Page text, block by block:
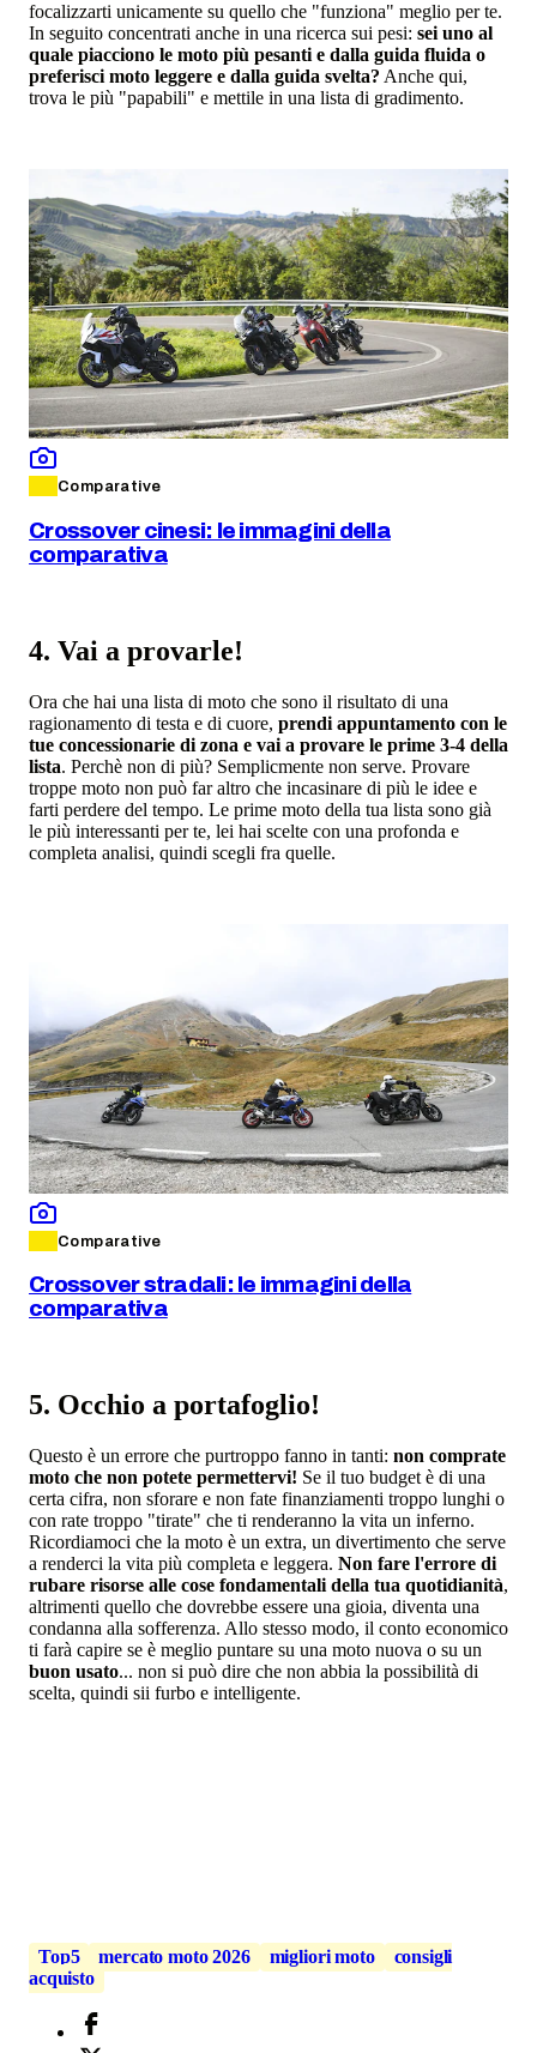
focalizzarti unicamente su quello che "funziona" meglio per te.
In seguito concentrati anche in una ricerca sui pesi: sei uno al
quale piacciono le moto più pesanti e dalla guida fluida o
preferisci moto leggere e dalla guida svelta? Anche qui,
trova le più "papabili" e mettile in una lista di gradimento.
Comparative
Crossover cinesi: le immagini della
comparativa
4. Vai a provarle!
Ora che hai una lista di moto che sono il risultato di una
ragionamento di testa e di cuore, prendi appuntamento con le
tue concessionarie di zona e vai a provare le prime 3-4 della
lista. Perchè non di più? Semplicmente non serve. Provare
troppe moto non può far altro che incasinare di più le idee e
farti perdere del tempo. Le prime moto della tua lista sono già
le più interessanti per te, lei hai scelte con una profonda e
completa analisi, quindi scegli fra quelle.
Comparative
Crossover stradali: le immagini della
comparativa
5. Occhio a portafoglio!
Questo è un errore che purtroppo fanno in tanti: non comprate
moto che non potete permettervi! Se il tuo budget è di una
certa cifra, non sforare e non fate finanziamenti troppo lunghi o
con rate troppo "tirate" che ti renderanno la vita un inferno.
Ricordiamoci che la moto è un extra, un divertimento che serve
a renderci la vita più completa e leggera. Non fare l'errore di
rubare risorse alle cose fondamentali della tua quotidianità,
altrimenti quello che dovrebbe essere una gioia, diventa una
condanna alla sofferenza. Allo stesso modo, il conto economico
ti farà capire se è meglio puntare su una moto nuova o su un
buon usato... non si può dire che non abbia la possibilità di
scelta, quindi sii furbo e intelligente.
Top5 mercato moto 2026 migliori moto
consigli
acquisto